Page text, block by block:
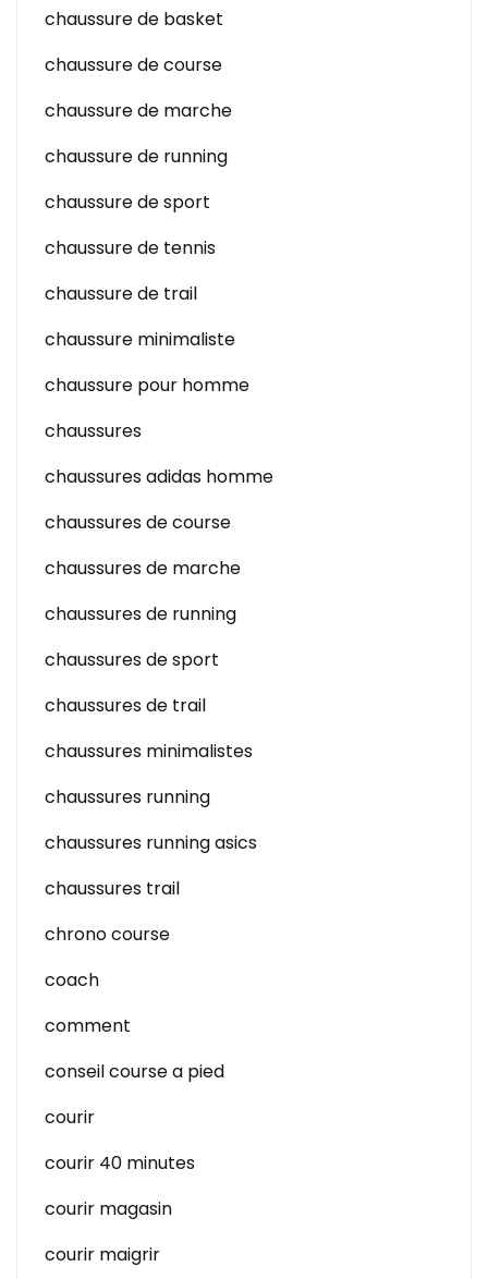
chaussure de basket
chaussure de course
chaussure de marche
chaussure de running
chaussure de sport
chaussure de tennis
chaussure de trail
chaussure minimaliste
chaussure pour homme
chaussures
chaussures adidas homme
chaussures de course
chaussures de marche
chaussures de running
chaussures de sport
chaussures de trail
chaussures minimalistes
chaussures running
chaussures running asics
chaussures trail
chrono course
coach
comment
conseil course a pied
courir
courir 40 minutes
courir magasin
courir maigrir